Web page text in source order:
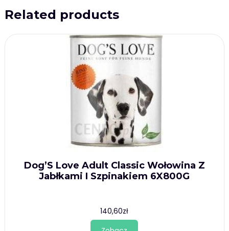
Related products
Dog’S Love Adult Classic Wołowina Z
Jabłkami I Szpinakiem 6X800G
140,60zł